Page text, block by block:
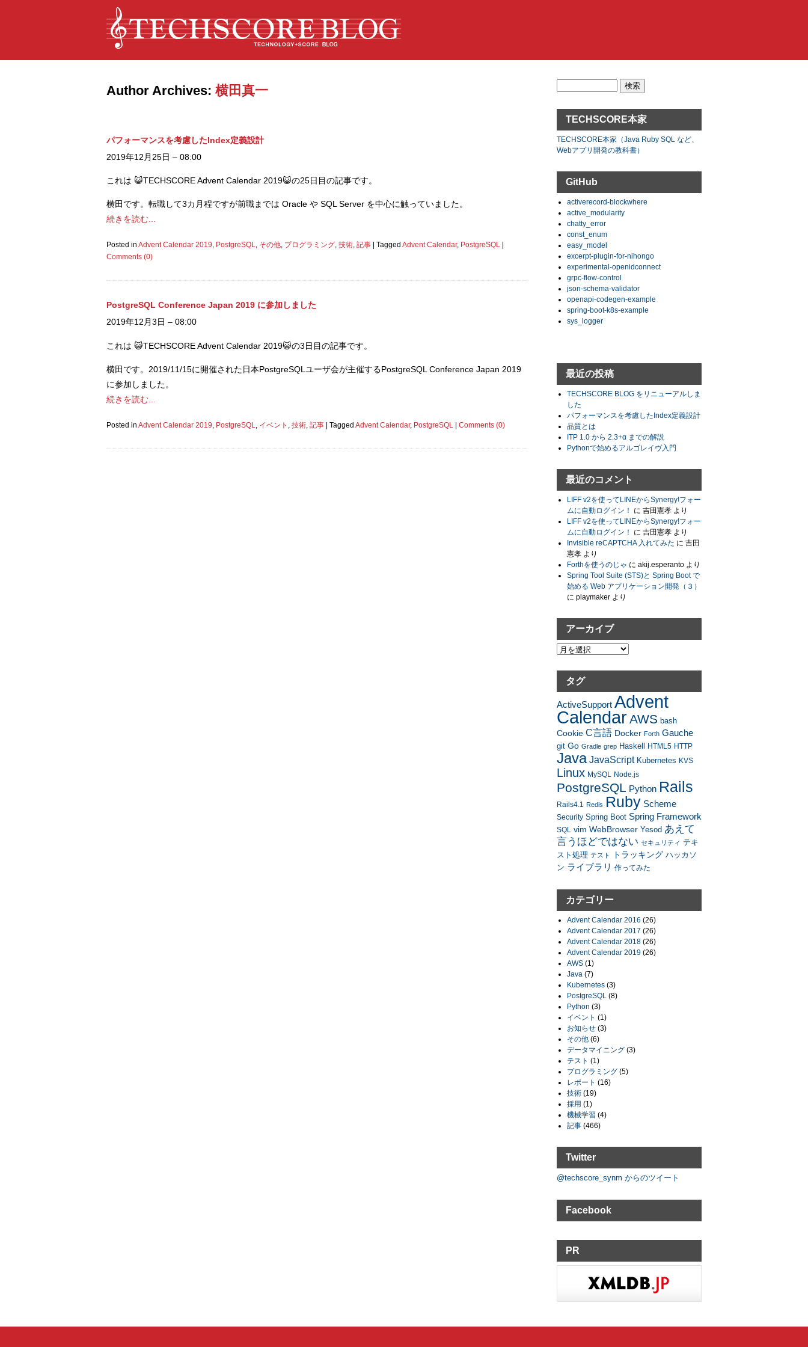
Author Archives: 横田真一
パフォーマンスを考慮したIndex定義設計
2019年12月25日 – 08:00
これは 😺TECHSCORE Advent Calendar 2019😺の25日目の記事です。
横田です。転職して3カ月程ですが前職までは Oracle や SQL Server を中心に触っていました。
続きを読む...
Posted in Advent Calendar 2019 PostgreSQL その他 プログラミング 技術 記事 Tagged Advent Calendar, PostgreSQL
Comments (0)
PostgreSQL Conference Japan 2019 に参加しました
2019年12月3日 – 08:00
これは 😺TECHSCORE Advent Calendar 2019😺の3日目の記事です。
横田です。2019/11/15に開催された日本PostgreSQLユーザ会が主催するPostgreSQL Conference Japan 2019
に参加しました。
続きを読む...
Posted in Advent Calendar 2019 PostgreSQL イベント 技術 記事 Tagged Advent Calendar, PostgreSQL Comments (0)
TECHSCORE本家
TECHSCORE本家（Java Ruby SQL など、
Webアプリ開発の教科書）
GitHub
activerecord-blockwhere
active_modularity
chatty_error
const_enum
easy_model
excerpt-plugin-for-nihongo
experimental-openidconnect
grpc-flow-control
json-schema-validator
openapi-codegen-example
spring-boot-k8s-example
sys_logger
最近の投稿
TECHSCORE BLOG をリニューアルしま
した
パフォーマンスを考慮したIndex定義設計
品質とは
ITP 1.0 から 2.3+α までの解説
Pythonで始めるアルゴレイヴ入門
最近のコメント
LIFF v2を使ってLINEからSynergy!フォー
ムに自動ログイン！
に吉田憲孝 より
LIFF v2を使ってLINEからSynergy!フォー
ムに自動ログイン！
に吉田憲孝 より
Invisible reCAPTCHA 入れてみた に吉田
憲孝 より
Forthを使うのじゃ にakij.esperanto より
Spring Tool Suite (STS)と Spring Boot で
始める Web アプリケーション開発（３）
にplaymaker より
アーカイブ
ア
カ
タグ
ActiveSupport Advent
CalendarAWS bash
Cookie C言語 Docker Forth Gauche
git Go Gradle grep Haskell HTML5 HTTP
Java JavaScript Kubernetes KVS
Linux MySQL Node.js
PostgreSQL Python Rails
Rails4.1 Redis Ruby Scheme
Security Spring Boot Spring Framework
SQL vim WebBrowser Yesod あえて
言うほどではない セキュリティ テキ
スト処理 テスト トラッキング ハッカソ
ン ライブラリ 作ってみた
カテゴリー
Advent Calendar 2016 (26)
Advent Calendar 2017 (26)
Advent Calendar 2018 (26)
Advent Calendar 2019 (26)
AWS (1)
Java (7)
Kubernetes (3)
PostgreSQL (8)
Python (3)
イベント (1)
お知らせ (3)
その他 (6)
データマイニング (3)
テスト (1)
プログラミング (5)
レポート (16)
技術 (19)
採用 (1)
機械学習 (4)
記事 (466)
Twitter
@techscore_synm からのツイート
Facebook
PR